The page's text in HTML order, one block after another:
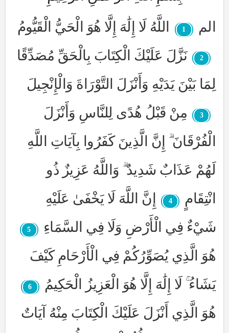
الم
1 اللَّهُ لَا إِلَٰهَ إِلَّا هُوَ الْحَيُّ الْقَيُّومُ
2
نَزَّلَ عَلَيْكَ الْكِتَابَ بِالْحَقِّ مُصَدِّقًا
لِمَا بَيْنَ يَدَيْهِ وَأَنْزَلَ التَّوْرَاةَ وَالْإِنْجِيلَ
3
مِنْ قَبْلُ هُدًى لِلنَّاسِ وَأَنْزَلَ
الْفُرْقَانَ ۗ إِنَّ الَّذِينَ كَفَرُوا بِآيَاتِ اللَّهِ
لَهُمْ عَذَابٌ شَدِيدٌ ۗ وَاللَّهُ عَزِيزٌ ذُو
انْتِقَامٍ
4
إِنَّ اللَّهَ لَا يَخْفَىٰ عَلَيْهِ
شَيْءٌ فِي الْأَرْضِ وَلَا فِي السَّمَاءِ
5
هُوَ الَّذِي يُصَوِّرُكُمْ فِي الْأَرْحَامِ كَيْفَ
يَشَاءُ ۚ لَا إِلَٰهَ إِلَّا هُوَ الْعَزِيزُ الْحَكِيمُ
6
هُوَ الَّذِي أَنْزَلَ عَلَيْكَ الْكِتَابَ مِنْهُ آيَاتٌ